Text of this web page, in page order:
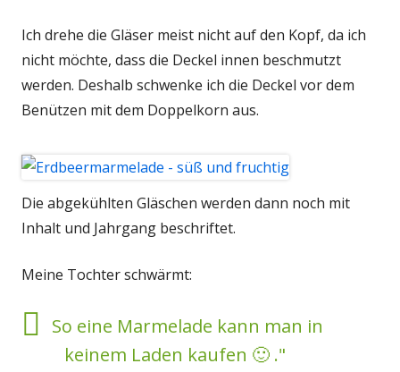
Ich drehe die Gläser meist nicht auf den Kopf, da ich
nicht möchte, dass die Deckel innen beschmutzt
werden. Deshalb schwenke ich die Deckel vor dem
Benützen mit dem Doppelkorn aus.
Die abgekühlten Gläschen werden dann noch mit
Inhalt und Jahrgang beschriftet.
Meine Tochter schwärmt:
So eine Marmelade kann man in
keinem Laden kaufen 🙂 ."